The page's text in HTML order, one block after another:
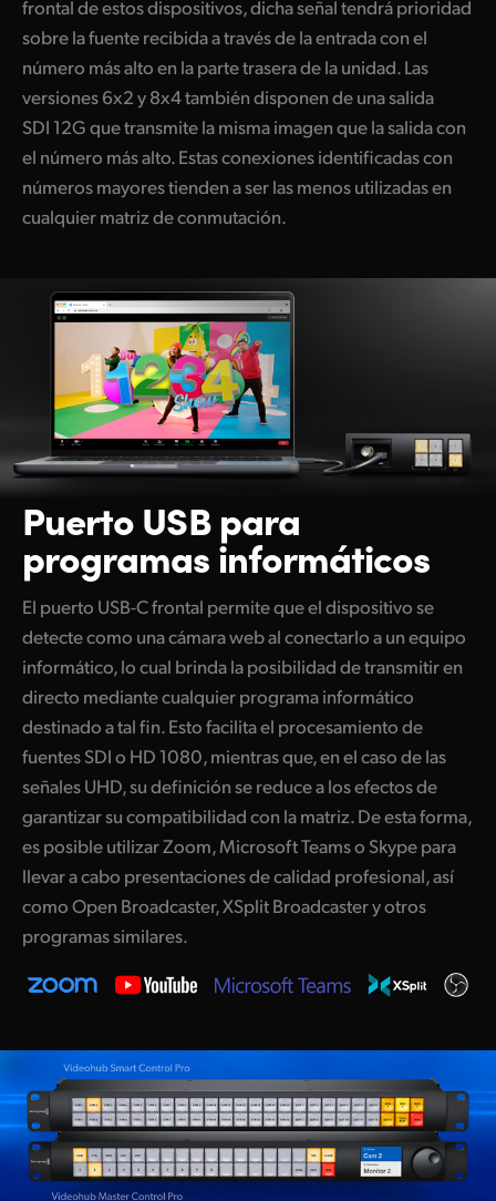
frontal de estos dispositivos, dicha señal tendrá prioridad
sobre la fuente recibida a través de la entrada con el
número más alto en la parte trasera de la unidad. Las
versiones 6x2 y 8x4 también disponen de una salida
SDI 12G que transmite la misma imagen que la salida con
el número más alto. Estas conexiones identificadas con
números mayores tienden a ser las menos utilizadasen
cualquiermatriz de conmutación.
Puerto USB para
programas informáticos
El puerto USB-C frontal permite que el dispositivo se
detecte como una cámara web al conectarlo a un equipo
informático, lo cual brinda la posibilidad de transmitir en
directo mediante cualquier programa informático
destinado a tal fin. Esto facilita el procesamiento de
fuentes SDI o HD 1080, mientras que, en el caso de las
señales UHD, su definición se reduce a los efectos de
garantizar su compatibilidad con la matriz.De esta forma,
es posible utilizar Zoom, Microsoft Teams o Skype para
llevar a cabo presentaciones de calidad profesional, así
como Open Broadcaster, XSplit Broadcaster y otros
programas similares.